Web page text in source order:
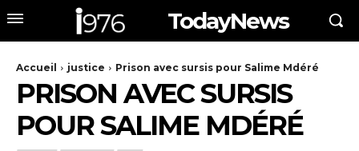
TodayNews
Accueil justice Prison avec sursis pour Salime Mdéré
PRISON AVEC SURSIS
POUR SALIME MDÉRÉ